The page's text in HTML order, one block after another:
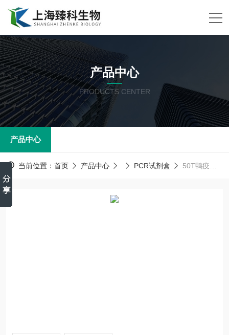
产品中心
PRODUCTS CENTER
产品中心
当前位置： 首页 产品中心 PCR试剂盒 50T鸭疫里默氏杆菌（RA）核酸检测试剂盒